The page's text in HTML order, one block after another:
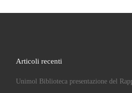
Articoli recenti
Unimol Biblioteca presentazione del